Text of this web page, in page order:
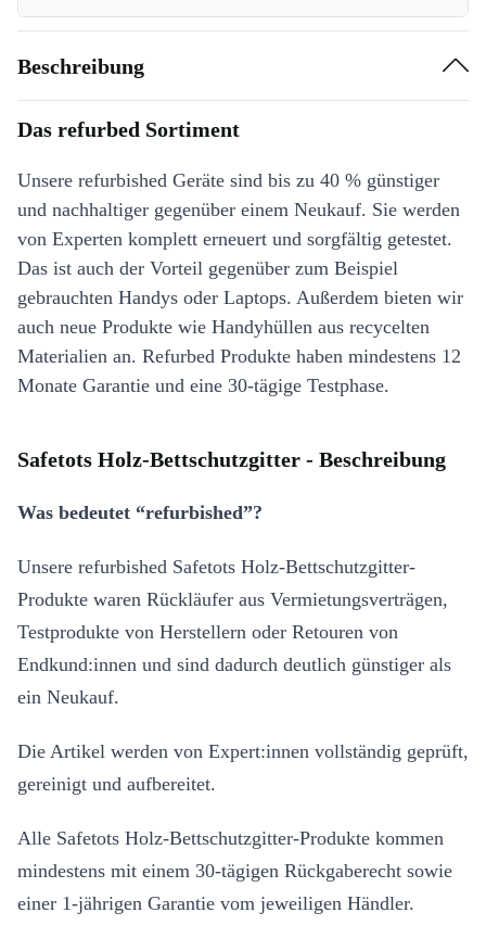
Beschreibung
Das refurbed Sortiment
Unsere refurbished Geräte sind bis zu 40 % günstiger
und nachhaltiger gegenüber einem Neukauf. Sie werden
von Experten komplett erneuert und sorgfältig getestet.
Das ist auch der Vorteil gegenüber zum Beispiel
gebrauchten Handys oder Laptops. Außerdem bieten wir
auch neue Produkte wie Handyhüllen aus recycelten
Materialien an. Refurbed Produkte haben mindestens 12
Monate Garantie und eine 30-tägige Testphase.
Safetots Holz-Bettschutzgitter - Beschreibung
Was bedeutet “refurbished”?
Unsere refurbished Safetots Holz-Bettschutzgitter-
Produkte waren Rückläufer aus Vermietungsverträgen,
Testprodukte von Herstellern oder Retouren von
Endkund:innen und sind dadurch deutlich günstiger als
ein Neukauf.
Die Artikel werden von Expert:innen vollständig geprüft,
gereinigt und aufbereitet.
Alle Safetots Holz-Bettschutzgitter-Produkte kommen
mindestens mit einem 30-tägigen Rückgaberecht sowie
einer 1-jährigen Garantie vom jeweiligen Händler.